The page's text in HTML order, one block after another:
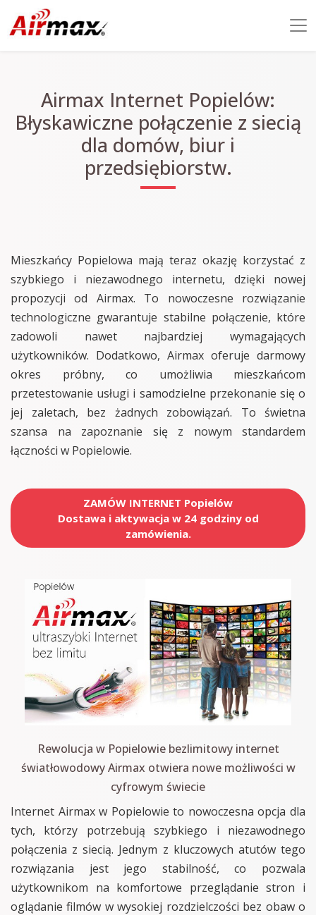
Airmax Internet Popielów:
Błyskawiczne połączenie z siecią
dla domów, biur i
przedsiębiorstw.
Mieszkańcy Popielowa mają teraz okazję korzystać z
szybkiego i niezawodnego internetu, dzięki nowej
propozycji od Airmax. To nowoczesne rozwiązanie
technologiczne gwarantuje stabilne połączenie, które
zadowoli nawet najbardziej wymagających
użytkowników. Dodatkowo, Airmax oferuje darmowy
okres próbny, co umożliwia mieszkańcom
przetestowanie usługi i samodzielne przekonanie się o
jej zaletach, bez żadnych zobowiązań. To świetna
szansa na zapoznanie się z nowym standardem
łączności w Popielowie.
ZAMÓW INTERNET Popielów
Dostawa i aktywacja w 24 godziny od
zamówienia.
Rewolucja w Popielowie bezlimitowy internet
światłowodowy Airmax otwiera nowe możliwości w
cyfrowym świecie
Internet Airmax w Popielowie to nowoczesna opcja dla
tych, którzy potrzebują szybkiego i niezawodnego
połączenia z siecią. Jednym z kluczowych atutów tego
rozwiązania jest jego stabilność, co pozwala
użytkownikom na komfortowe przeglądanie stron i
oglądanie filmów w wysokiej rozdzielczości bez obaw o